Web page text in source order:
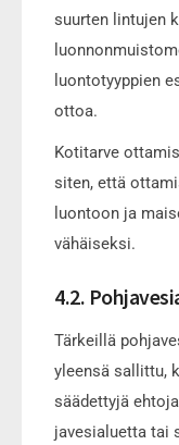
suurten lintujen
luontotyyppien
ottoa.
Kotitarve
siten, että
luontoon ja
vähäiseksi.
4.2.
Tärkeillä
yleensä sallittu,
säädettyjä
javesialuetta tai